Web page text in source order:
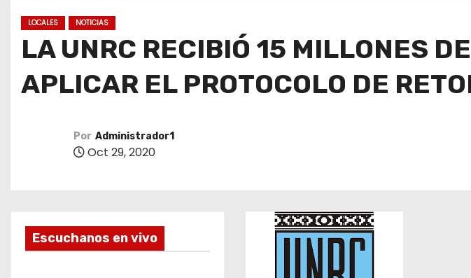
LOCALES NOTICIAS
LA UNRC RECIBIÓ 15 MILLONES
APLICAR EL PROTOCOLO DE
Por Administrador1
Oct 29, 2020
Escuchanos en vivo